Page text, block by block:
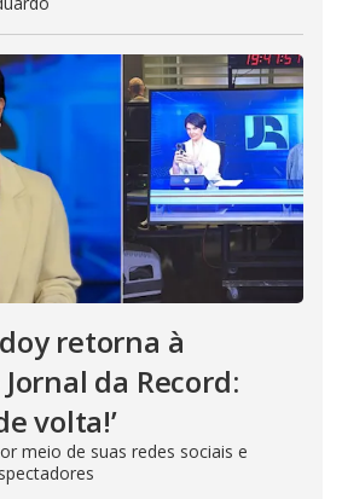
retorna à
da Record:
volta!’
meio de suas redes sociais e